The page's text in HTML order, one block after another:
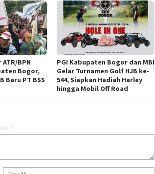
BPN
Bogor,
Baru PT BSS
PGI Kabupaten Bogor dan MBI
Gelar Turnamen Golf HJB ke-
544, Siapkan Hadiah Harley
hingga Mobil Off Road
*